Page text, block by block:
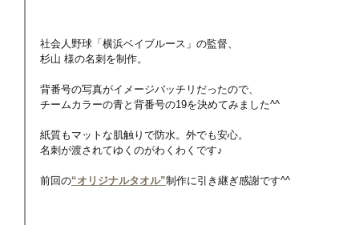
社会人野球「横浜ベイブルース」の監督、
杉山 様の名刺を制作。
背番号の写真がイメージバッチリだったので、
チームカラーの青と背番号の19を決めてみました^^
紙質もマットな肌触りで防水。外でも安心。
名刺が渡されてゆくのがわくわくです♪
前回の“オリジナルタオル”制作に引き継ぎ感謝です^^